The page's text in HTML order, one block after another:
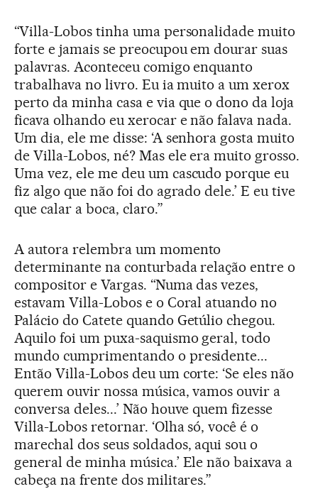
“Villa-Lobos tinha uma personalidade muito
forte e jamais se preocupou em dourar suas
palavras. Aconteceu comigo enquanto
trabalhava no livro. Eu ia muito a um xerox
perto da minha casa e via que o dono da loja
ficava olhando eu xerocar e não falava nada.
Um dia, ele me disse: ‘A senhora gosta muito
de Villa-Lobos, né? Mas ele era muito grosso.
Uma vez, ele me deu um cascudo porque eu
fiz algo que não foi do agrado dele.’ E eu tive
que calar a boca, claro.”
A autora relembra um momento
determinante na conturbada relação entre o
compositor e Vargas. “Numa das vezes,
estavam Villa-Lobos e o Coral atuando no
Palácio do Catete quando Getúlio chegou.
Aquilo foi um puxa-saquismo geral, todo
mundo cumprimentando o presidente...
Então Villa-Lobos deu um corte: ‘Se eles não
querem ouvir nossa música, vamos ouvir a
conversa deles...’ Não houve quem fizesse
Villa-Lobos retornar. ‘Olha só, você é o
marechal dos seus soldados, aqui sou o
general de minha música.’ Ele não baixava a
cabeça na frente dos militares.”